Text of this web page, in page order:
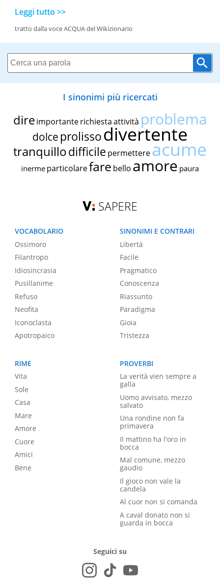
Leggi tutto >>
tratto dalla voce ACQUA del Wikizionario
I sinonimi più ricercati
dire importante richiestaattività problema
dolce prolissodivertente
tranquillodifficile permettereacume
inerme particolarefare bello amore paura
SAPERE
VOCABOLARIO
Ossimoro
Filantropo
Idiosincrasia
Pusillanime
Refuso
Neofita
Iconoclasta
Apotropaico
SINONIMI E CONTRARI
Libertà
Facile
Pragmatico
Conoscenza
Riassunto
Paradigma
Gioia
Tristezza
RIME
Vita
Sole
Casa
Mare
Amore
Cuore
Amici
Bene
PROVERBI
La verità vien sempre a
galla
Uomo avvisato, mezzo
salvato
Una rondine non fa
primavera
Il mattino ha l'oro in
bocca
Mal comune, mezzo
gaudio
Il gioco non vale la
candela
Al cuor non si comanda
A caval donato non si
guarda in bocca
Seguici su